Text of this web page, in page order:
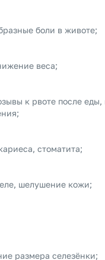
боли в животе;
веса;
к рвоте после еды,
стоматита;
шелушение кожи;
размера селезёнки;